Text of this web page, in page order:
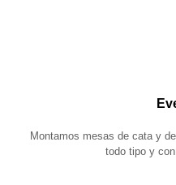
Montamos mesas de cata y
todo tipo y